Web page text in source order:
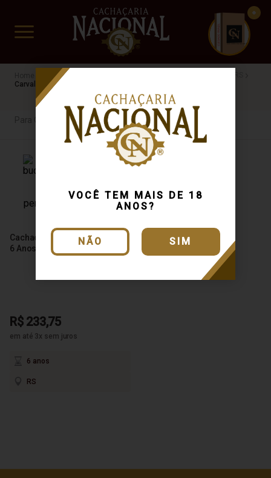
VOCÊ TEM MAIS DE 18
ANOS?
NÃO SIM
www.cachacarianacional.com.br
CUIDADO FRÁGIL
Cachaça
Carvalho
Para Colecionadores
Cachaça Casa Bucco Carvalho
6 Anos Garrafa Especial 700ml
R$ 233,75
em até 3x sem juros
6 anos
RS